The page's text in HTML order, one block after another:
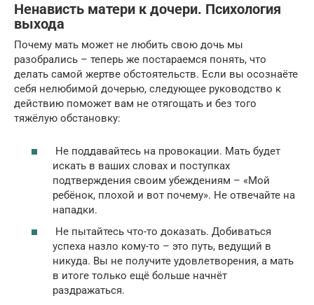
Ненависть матери к дочери. Психология
выхода
Почему мать может не любить свою дочь мы
разобрались – теперь же постараемся понять, что
делать самой жертве обстоятельств. Если вы осознаёте
себя нелюбимой дочерью, следующее руководство к
действию поможет вам не отягощать и без того
тяжёлую обстановку:
Не поддавайтесь на провокации. Мать будет
искать в ваших словах и поступках
подтверждения своим убеждениям – «Мой
ребёнок, плохой и вот почему». Не отвечайте на
нападки.
Не пытайтесь что-то доказать. Добиваться
успеха назло кому-то – это путь, ведущий в
никуда. Вы не получите удовлетворения, а мать
в итоге только ещё больше начнёт
раздражаться.